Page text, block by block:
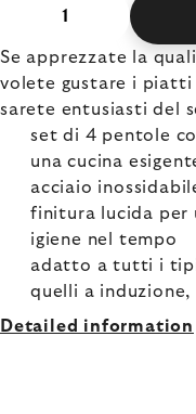
Se apprezzate la
volete gustare i
sarete entusiasti del
set di 4 pentole
una cucina
acciaio
finitura lucida per
igiene nel tempo
adatto a tutti i
quelli a
Detailed information